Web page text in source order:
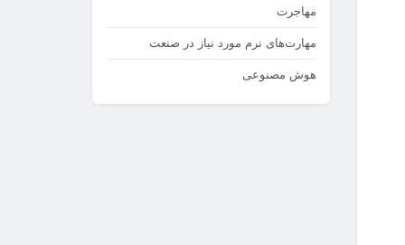
مهاجرت
مهارت‌های نرم مورد نیاز در صنعت
هوش مصنوعی